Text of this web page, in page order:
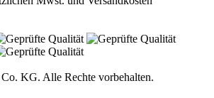
KG. Alle Rechte vorbehalten.